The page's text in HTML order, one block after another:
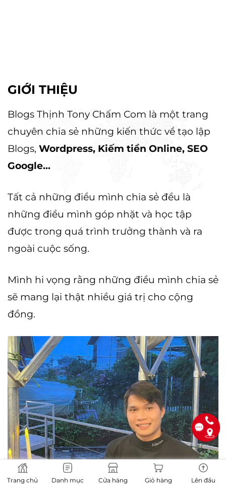
GIỚI THIỆU
Blogs Thịnh Tony Chấm Com là một trang
chuyên chia sẻ những kiến thức về tạo lập
Blogs, Wordpress, Kiếm tiền Online, SEO
Google...
Tất cả những điều mình chia sẻ đều là
những điều mình góp nhặt và học tập
được trong quá trình trưởng thành và ra
ngoài cuộc sống.
Mình hi vọng rằng những điều mình chia sẻ
sẽ mang lại thật nhiều giá trị cho cộng
đồng.
Trang chủ Danh mục Cửa hàng Giỏ hàng Lên đầu